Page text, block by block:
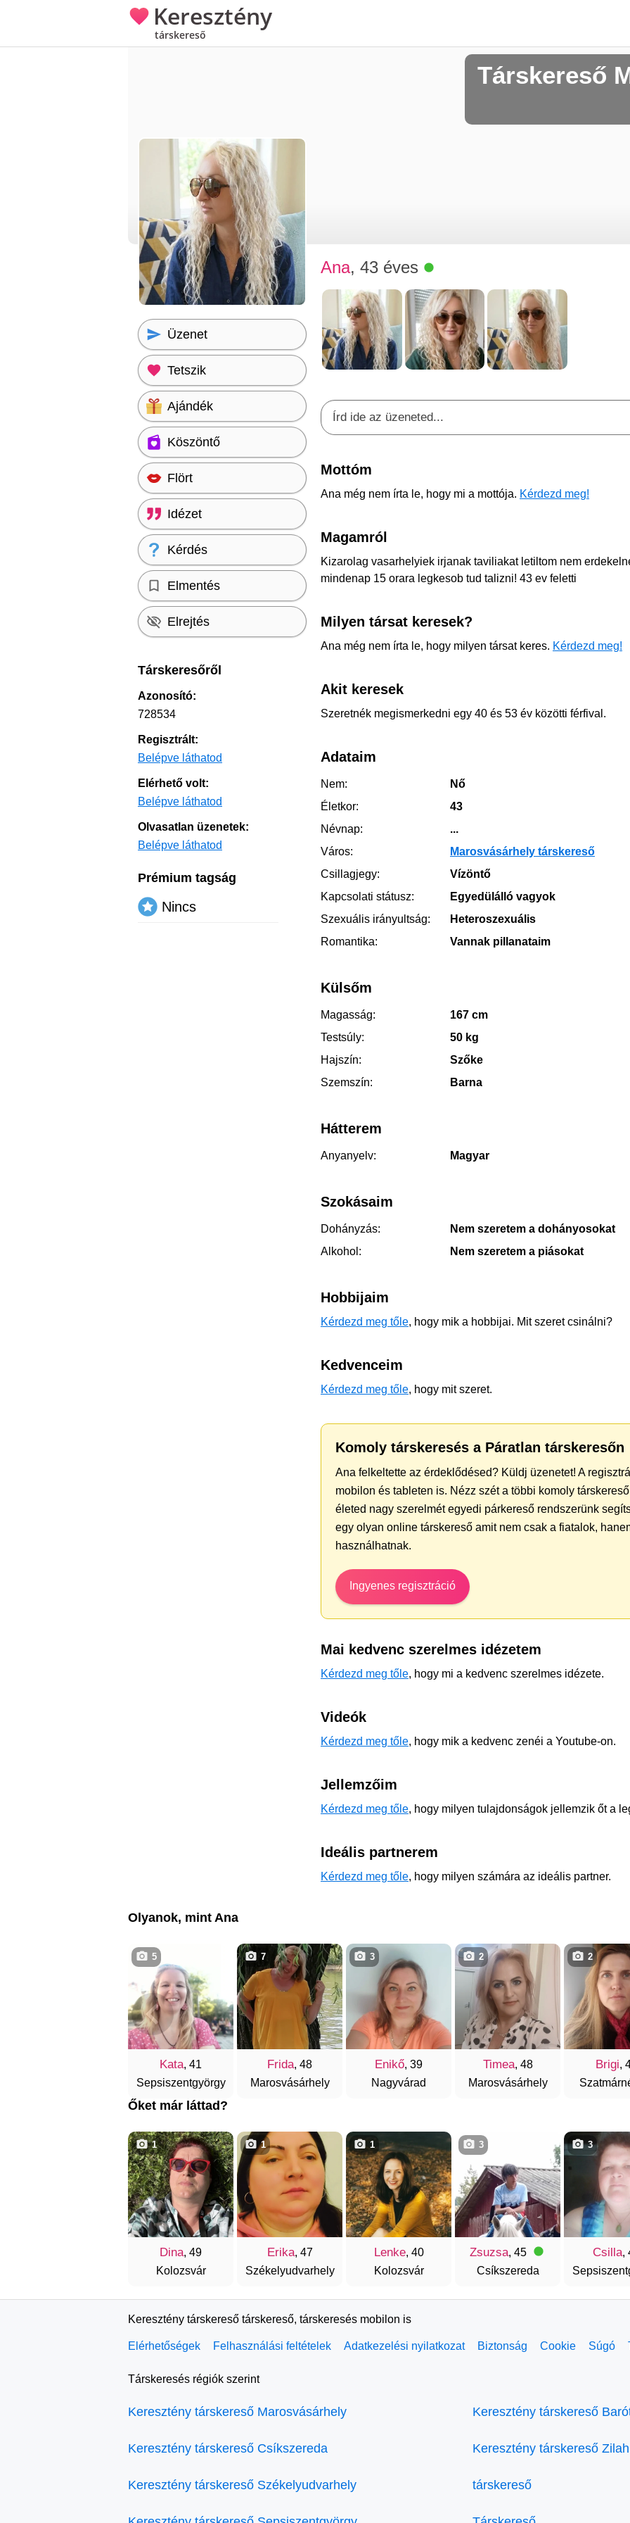
Keresztény
társkereső
Társkereső
Ana, 43 éves
Mottóm
Ana még nem írta le, hogy mi a mottója. Kérdezd meg!
Magamról
Kizarolag vasarhelyiek irjanak taviliakat letiltom nem
mindenap 15 orara legkesob tud talizni! 43 ev feletti
Milyen társat keresek?
Ana még nem írta le, hogy milyen társat keres. Kérdezd meg!
Akit keresek
Szeretnék megismerkedni egy 40 és 53 év közötti férfival.
Adataim
Nem:
Nő
Életkor:
43
Névnap:
...
Város:
Marosvásárhely társkereső
Csillagjegy:
Vízöntő
Kapcsolati státusz:
Egyedülálló vagyok
Szexuális irányultság:
Heteroszexuális
Romantika:
Vannak pillanataim
Külsőm
Magasság:
167 cm
Testsúly:
50 kg
Hajszín:
Szőke
Szemszín:
Barna
Hátterem
Anyanyelv: Magyar
Szokásaim
Dohányzás:
Nem szeretem a dohányosokat
Alkohol:
Nem szeretem a piásokat
Hobbijaim
Kérdezd meg tőle, hogy mik a hobbijai. Mit szeret csinálni?
Kedvenceim
Kérdezd meg tőle, hogy mit szeret.
Komoly társkeresés a Páratlan társkeresőn
Ana felkeltette az érdeklődésed? Küldj üzenetet! A
mobilon és tableten is. Nézz szét a többi komoly
életed nagy szerelmét egyedi párkereső rendszerünk
egy olyan online társkereső amit nem csak a fiatalok,
használhatnak.
Ingyenes regisztráció
Mai kedvenc szerelmes idézetem
Kérdezd meg tőle, hogy mi a kedvenc szerelmes idézete.
Videók
Kérdezd meg tőle, hogy mik a kedvenc zenéi a Youtube-on.
Jellemzőim
Kérdezd meg tőle, hogy milyen tulajdonságok jellemzik őt a
Ideális partnerem
Kérdezd meg tőle, hogy milyen számára az ideális partner.
Üzenet
Tetszik
Ajándék
Köszöntő
Flört
Idézet
Kérdés
Elmentés
Elrejtés
Társkeresőről
Azonosító:
728534
Regisztrált:
Belépve láthatod
Elérhető volt:
Belépve láthatod
Olvasatlan üzenetek:
Belépve láthatod
Prémium tagság
Nincs
Olyanok, mint Ana
Kata, 41
Sepsiszentgyörgy
5
Frida, 48
Marosvásárhely
7
Enikő, 39
Nagyvárad
3
Timea, 48
Marosvásárhely
2
Brigi,
2
Őket már láttad?
Dina, 49
Kolozsvár
1
Erika, 47
Székelyudvarhely
1
Lenke, 40
Kolozsvár
1
Zsuzsa, 45
Csíkszereda
3
Csilla,
3
Keresztény társkereső társkereső, társkeresés mobilon is
Elérhetőségek Felhasználási feltételek Adatkezelési nyilatkozat Biztonság Cookie Súgó
Társkeresés régiók szerint
Keresztény társkereső Marosvásárhely
Keresztény társkereső Csíkszereda
Keresztény társkereső Székelyudvarhely
Keresztény társkereső
Keresztény társkereső Zilah
társkereső